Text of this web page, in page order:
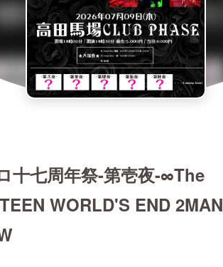
十七周年祭-第壱夜-∞The
WORLD'S END 2MAN